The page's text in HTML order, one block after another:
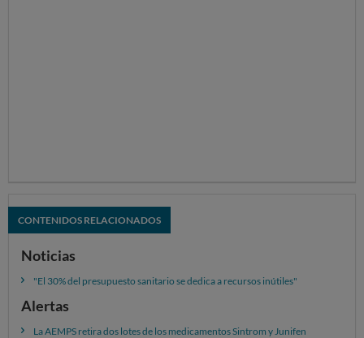
CONTENIDOS RELACIONADOS
Noticias
"El 30% del presupuesto sanitario se dedica a recursos inútiles"
Alertas
La AEMPS retira dos lotes de los medicamentos Sintrom y Junifen